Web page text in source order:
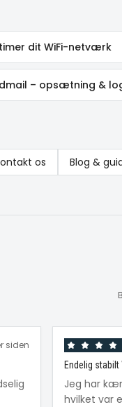
dit WiFi-netværk
– opsætning &
os Blog &
siden
Endelig stabilt
Jeg har
hvilket var